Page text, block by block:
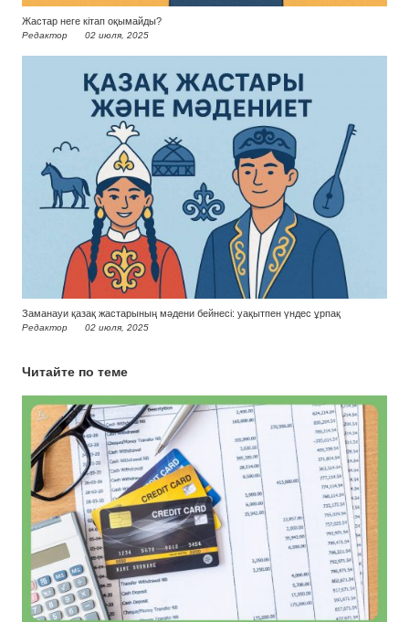
Жастар неге кітап оқымайды?
Редактор 02 июля, 2025
Заманауи қазақ жастарының мәдени бейнесі: уақытпен үндес ұрпақ
Редактор 02 июля, 2025
Читайте по теме